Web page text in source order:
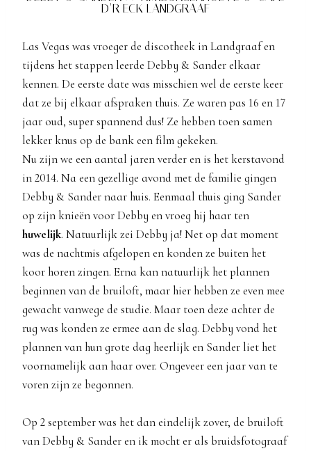
D’R ECK LANDGRAAF
Las Vegas was vroeger de discotheek in Landgraaf en
tijdens het stappen leerde Debby & Sander elkaar
kennen. De eerste date was misschien wel de eerste keer
dat ze bij elkaar afspraken thuis. Ze waren pas 16 en 17
jaar oud, super spannend dus! Ze hebben toen samen
lekker knus op de bank een film gekeken.
Nu zijn we een aantal jaren verder en is het kerstavond
in 2014. Na een gezellige avond met de familie gingen
Debby & Sander naar huis. Eenmaal thuis ging Sander
op zijn knieën voor Debby en vroeg hij haar ten
huwelijk. Natuurlijk zei Debby ja! Net op dat moment
was de nachtmis afgelopen en konden ze buiten het
koor horen zingen. Erna kan natuurlijk het plannen
beginnen van de bruiloft, maar hier hebben ze even mee
gewacht vanwege de studie. Maar toen deze achter de
rug was konden ze ermee aan de slag. Debby vond het
plannen van hun grote dag heerlijk en Sander liet het
voornamelijk aan haar over. Ongeveer een jaar van te
voren zijn ze begonnen.
Op 2 september was het dan eindelijk zover, de bruiloft
van Debby & Sander en ik mocht er als bruidsfotograaf